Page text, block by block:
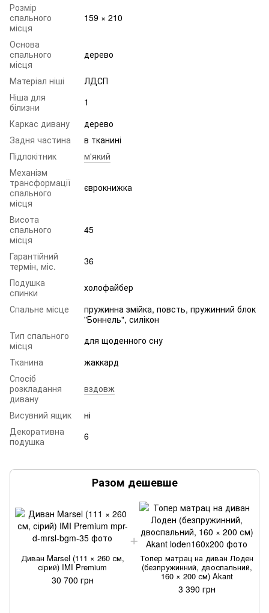
Розмір
спального
місця
159 × 210
Основа
спального
місця
дерево
Матеріал ніші
ЛДСП
Ніша для
білизни
1
Каркас дивану
дерево
Задня частина
в тканині
Підлокітник
м'який
Механізм
трансформації
спального
місця
єврокнижка
Висота
спального
місця
45
Гарантійний
термін, міс.
36
Подушка
спинки
холофайбер
Спальне місце
пружинна змійка, повсть, пружинний блок
"Боннель", силікон
Тип спального
місця
для щоденного сну
Тканина
жаккард
Спосіб
розкладання
дивану
вздовж
Висувний ящик
ні
Декоративна
подушка
6
Разом дешевше
Диван Marsel (111 × 260 см,
сірий) IMI Premium
30 700 грн
Топер матрац на диван Лоден
(безпружинний, двоспальний,
160 × 200 см) Akant
3 390 грн